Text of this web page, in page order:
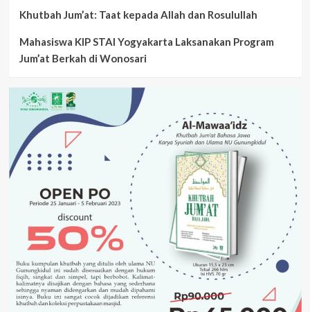
Khutbah Jum’at: Taat kepada Allah dan Rosulullah
Mahasiswa KIP STAI Yogyakarta Laksanakan Program
Jum’at Berkah di Wonosari